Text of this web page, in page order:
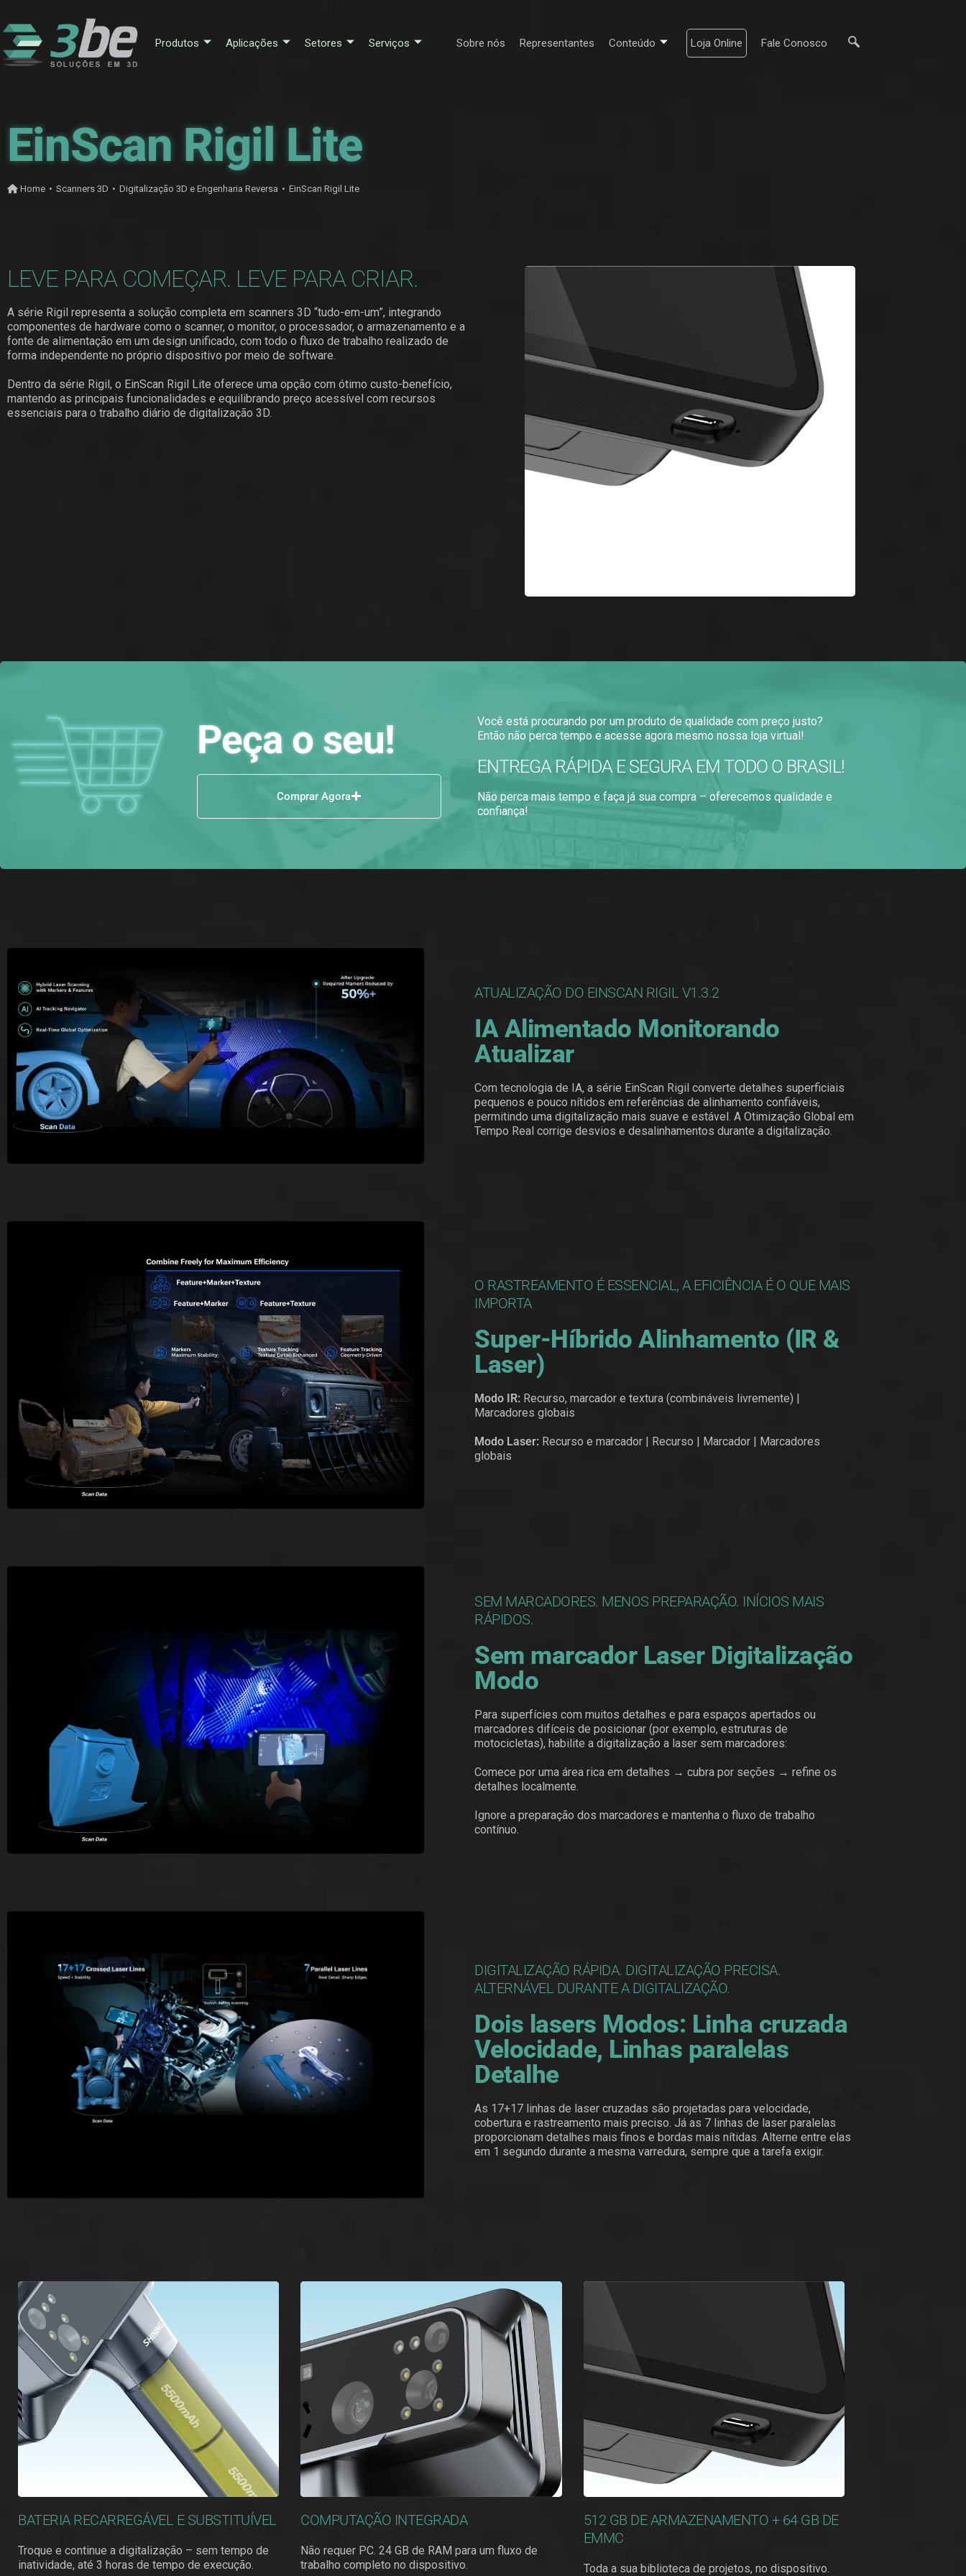
Produtos Aplicações Setores Serviços Sobre nós Representantes Conteúdo Loja Online Fale Conosco
EinScan Rigil Lite
Home • Scanners 3D • Digitalização 3D e Engenharia Reversa • EinScan Rigil Lite
LEVE PARA COMEÇAR. LEVE PARA CRIAR.
A série Rigil representa a solução completa em scanners 3D “tudo-em-um”, integrando
componentes de hardware como o scanner, o monitor, o processador, o armazenamento e a
fonte de alimentação em um design unificado, com todo o fluxo de trabalho realizado de
forma independente no próprio dispositivo por meio de software.
Dentro da série Rigil, o EinScan Rigil Lite oferece uma opção com ótimo custo-benefício,
mantendo as principais funcionalidades e equilibrando preço acessível com recursos
essenciais para o trabalho diário de digitalização 3D.
Peça o seu!
Comprar Agora
Você está procurando por um produto de qualidade com preço justo?
Então não perca tempo e acesse agora mesmo nossa loja virtual!
ENTREGA RÁPIDA E SEGURA EM TODO O BRASIL!
Não perca mais tempo e faça já sua compra – oferecemos qualidade e
confiança!
ATUALIZAÇÃO DO EINSCAN RIGIL V1.3.2
IA Alimentado Monitorando
Atualizar
Com tecnologia de IA, a série EinScan Rigil converte detalhes superficiais
pequenos e pouco nítidos em referências de alinhamento confiáveis,
permitindo uma digitalização mais suave e estável. A Otimização Global em
Tempo Real corrige desvios e desalinhamentos durante a digitalização.
O RASTREAMENTO É ESSENCIAL, A EFICIÊNCIA É O QUE MAIS
IMPORTA
Super-Híbrido Alinhamento (IR &
Laser)
Modo IR: Recurso, marcador e textura (combináveis ​​livremente) |
Marcadores globais
Modo Laser: Recurso e marcador | Recurso | Marcador | Marcadores
globais
SEM MARCADORES. MENOS PREPARAÇÃO. INÍCIOS MAIS
RÁPIDOS.
Sem marcador Laser Digitalização
Modo
Para superfícies com muitos detalhes e para espaços apertados ou
marcadores difíceis de posicionar (por exemplo, estruturas de
motocicletas), habilite a digitalização a laser sem marcadores:
Comece por uma área rica em detalhes → cubra por seções → refine os
detalhes localmente.
Ignore a preparação dos marcadores e mantenha o fluxo de trabalho
contínuo.
DIGITALIZAÇÃO RÁPIDA. DIGITALIZAÇÃO PRECISA.
ALTERNÁVEL DURANTE A DIGITALIZAÇÃO.
Dois lasers Modos: Linha cruzada
Velocidade, Linhas paralelas
Detalhe
As 17+17 linhas de laser cruzadas são projetadas para velocidade,
cobertura e rastreamento mais preciso. Já as 7 linhas de laser paralelas
proporcionam detalhes mais finos e bordas mais nítidas. Alterne entre elas
em 1 segundo durante a mesma varredura, sempre que a tarefa exigir.
BATERIA RECARREGÁVEL E SUBSTITUÍVEL
Troque e continue a digitalização – sem tempo de
inatividade, até 3 horas de tempo de execução.
COMPUTAÇÃO INTEGRADA
Não requer PC. 24 GB de RAM para um fluxo de
trabalho completo no dispositivo.
512 GB DE ARMAZENAMENTO + 64 GB DE
EMMC
Toda a sua biblioteca de projetos, no dispositivo.